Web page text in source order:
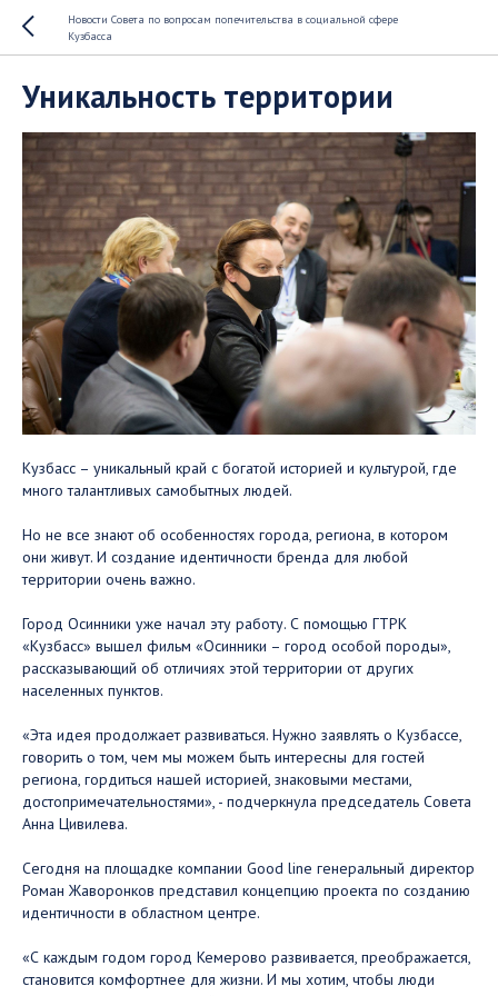
Новости Совета по вопросам попечительства в социальной сфере
Кузбасса
Уникальность территории
Кузбасс – уникальный край с богатой историей и культурой, где
много талантливых самобытных людей.
Но не все знают об особенностях города, региона, в котором
они живут. И создание идентичности бренда для любой
территории очень важно.
Город Осинники уже начал эту работу. С помощью ГТРК
«Кузбасс» вышел фильм «Осинники – город особой породы»,
рассказывающий об отличиях этой территории от других
населенных пунктов.
«Эта идея продолжает развиваться. Нужно заявлять о Кузбассе,
говорить о том, чем мы можем быть интересны для гостей
региона, гордиться нашей историей, знаковыми местами,
достопримечательностями», - подчеркнула председатель Совета
Анна Цивилева.
Сегодня на площадке компании Good line генеральный директор
Роман Жаворонков представил концепцию проекта по созданию
идентичности в областном центре.
«С каждым годом город Кемерово развивается, преображается,
становится комфортнее для жизни. И мы хотим, чтобы люди